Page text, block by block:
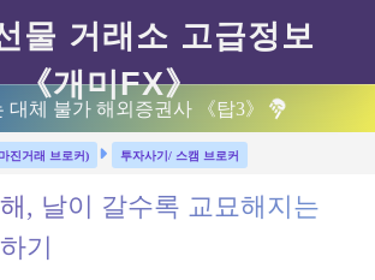
대체 불가 해외증권사 《탑3》
진거래 브로커) 투자사기/ 스캠 브로커
, 날이 갈수록 교묘해지는
기